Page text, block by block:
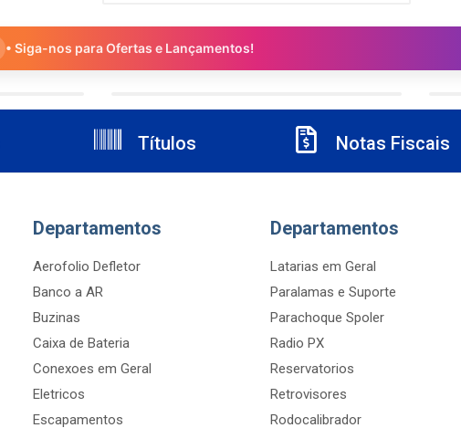
• Siga-nos para Ofertas e Lançamentos!
Títulos Notas Fiscais
Departamentos
Aerofolio Defletor
Banco a AR
Buzinas
Caixa de Bateria
Conexoes em Geral
Eletricos
Escapamentos
Departamentos
Latarias em Geral
Paralamas e Suporte
Parachoque Spoler
Radio PX
Reservatorios
Retrovisores
Rodocalibrador